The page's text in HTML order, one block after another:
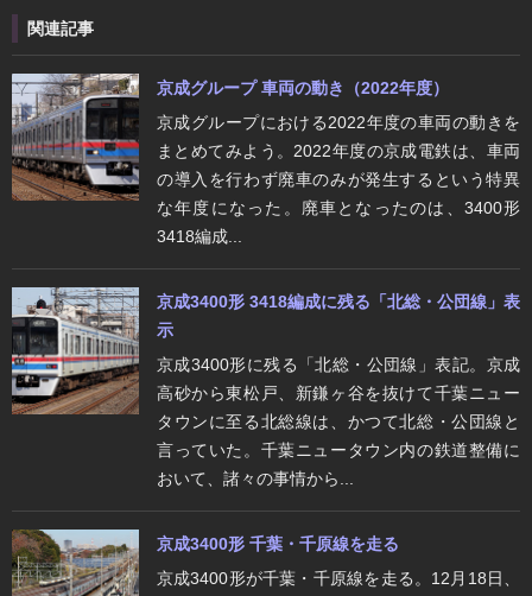
関連記事
京成グループ 車両の動き（2022年度）
京成グループにおける2022年度の車両の動きを
まとめてみよう。2022年度の京成電鉄は、車両
の導入を行わず廃車のみが発生するという特異
な年度になった。廃車となったのは、3400形
3418編成...
京成3400形 3418編成に残る「北総・公団線」表
示
京成3400形に残る「北総・公団線」表記。京成
高砂から東松戸、新鎌ヶ谷を抜けて千葉ニュー
タウンに至る北総線は、かつて北総・公団線と
言っていた。千葉ニュータウン内の鉄道整備に
おいて、諸々の事情から...
京成3400形 千葉・千原線を走る
京成3400形が千葉・千原線を走る。12月18日、